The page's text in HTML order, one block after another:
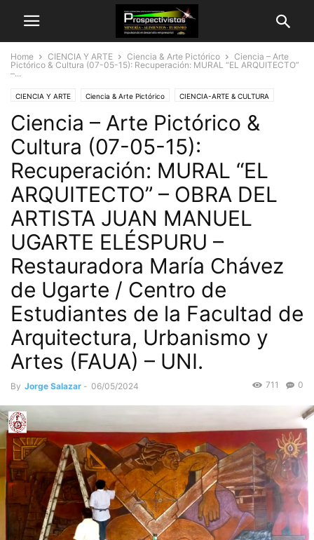
Home CIENCIA Y ARTE Ciencia & Arte Pictórico
Ciencia – Arte
Pictórico & Cultura (07-05-15): Recuperación: MURAL “EL ARQUITECTO”
–...
CIENCIA Y ARTE Ciencia & Arte Pictórico CIENCIA-ARTE & CULTURA
Ciencia – Arte Pictórico &
Cultura (07-05-15):
Recuperación: MURAL “EL
ARQUITECTO” – OBRA DEL
ARTISTA JUAN MANUEL
UGARTE ELÉSPURU –
Restauradora María Chávez
de Ugarte / Centro de
Estudiantes de la Facultad de
Arquitectura, Urbanismo y
Artes (FAUA) – UNI.
By Jorge Salazar - 06/05/2024 0
711